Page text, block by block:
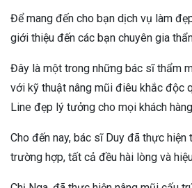
Để mang đến cho bạn dịch vụ làm
giới thiệu đến các bạn chuyên gia
Đây là một trong những bác sĩ thẩm
với kỹ thuật nâng mũi điêu khắc độc
Line đẹp lý tưởng cho mọi khách
Cho đến nay, bác sĩ Duy đã thực hiện
trường hợp, tất cả đều hài lòng và